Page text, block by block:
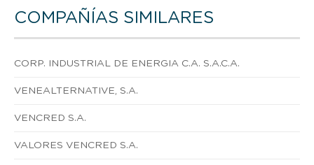
COMPAÑÍAS SIMILARES
CORP. INDUSTRIAL DE ENERGIA C.A. S.A.C.A.
VENEALTERNATIVE, S.A.
VENCRED S.A.
VALORES VENCRED S.A.